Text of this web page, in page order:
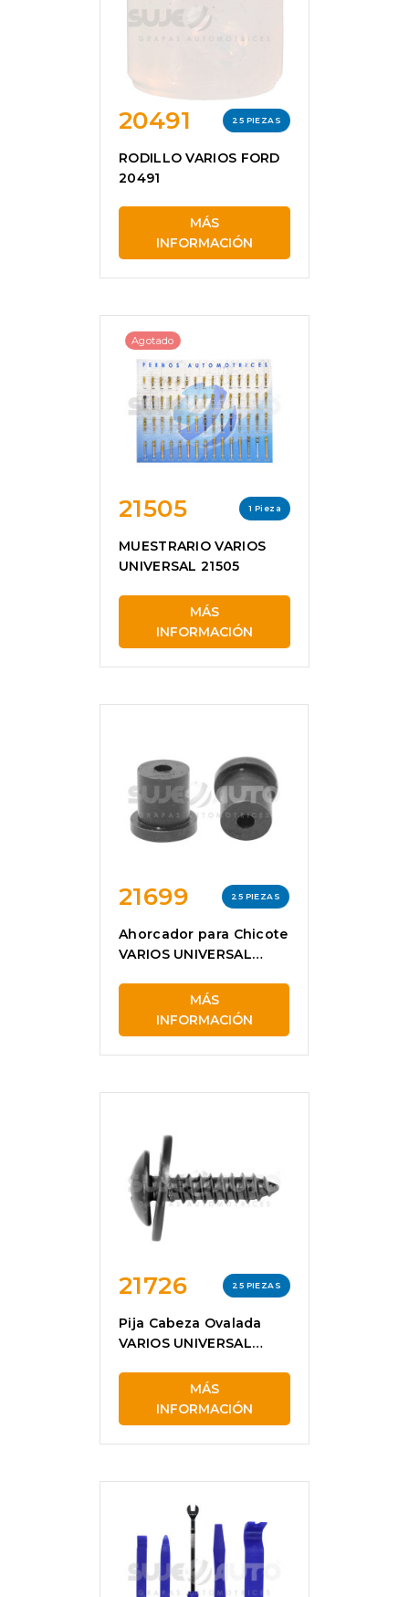
20491 25 PIEZAS
RODILLO VARIOS FORD
20491
MÁS
INFORMACIÓN
Agotado
21505 1 Pieza
MUESTRARIO VARIOS
UNIVERSAL 21505
MÁS
INFORMACIÓN
21699 25 PIEZAS
Ahorcador para Chicote
VARIOS UNIVERSAL
MÁS
INFORMACIÓN
21726 25 PIEZAS
Pija Cabeza Ovalada
VARIOS UNIVERSAL
MÁS
INFORMACIÓN